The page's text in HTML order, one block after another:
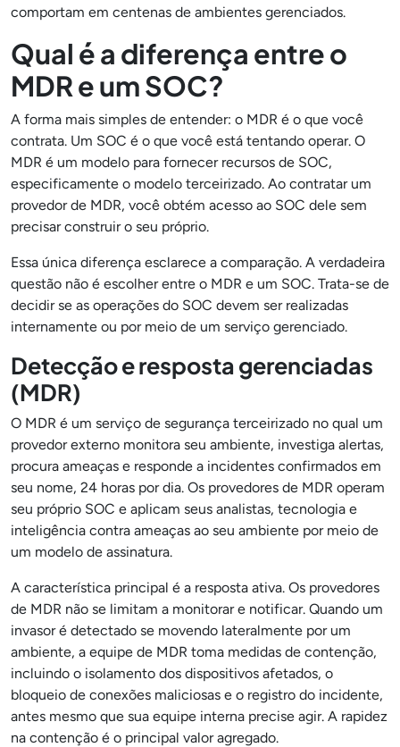
comportam em centenas de ambientes gerenciados.
Qual é a diferença entre o
MDR e um SOC?
A forma mais simples de entender: o MDR é o que você
contrata. Um SOC é o que você está tentando operar. O
MDR é um modelo para fornecer recursos de SOC,
especificamente o modelo terceirizado. Ao contratar um
provedor de MDR, você obtém acesso ao SOC dele sem
precisar construir o seu próprio.
Essa única diferença esclarece a comparação. A verdadeira
questão não é escolher entre o MDR e um SOC. Trata-se de
decidir se as operações do SOC devem ser realizadas
internamente ou por meio de um serviço gerenciado.
Detecção e resposta gerenciadas
(MDR)
O MDR é um serviço de segurança terceirizado no qual um
provedor externo monitora seu ambiente, investiga alertas,
procura ameaças e responde a incidentes confirmados em
seu nome, 24 horas por dia. Os provedores de MDR operam
seu próprio SOC e aplicam seus analistas, tecnologia e
inteligência contra ameaças ao seu ambiente por meio de
um modelo de assinatura.
A característica principal é a resposta ativa. Os provedores
de MDR não se limitam a monitorar e notificar. Quando um
invasor é detectado se movendo lateralmente por um
ambiente, a equipe de MDR toma medidas de contenção,
incluindo o isolamento dos dispositivos afetados, o
bloqueio de conexões maliciosas e o registro do incidente,
antes mesmo que sua equipe interna precise agir. A rapidez
na contenção é o principal valor agregado.